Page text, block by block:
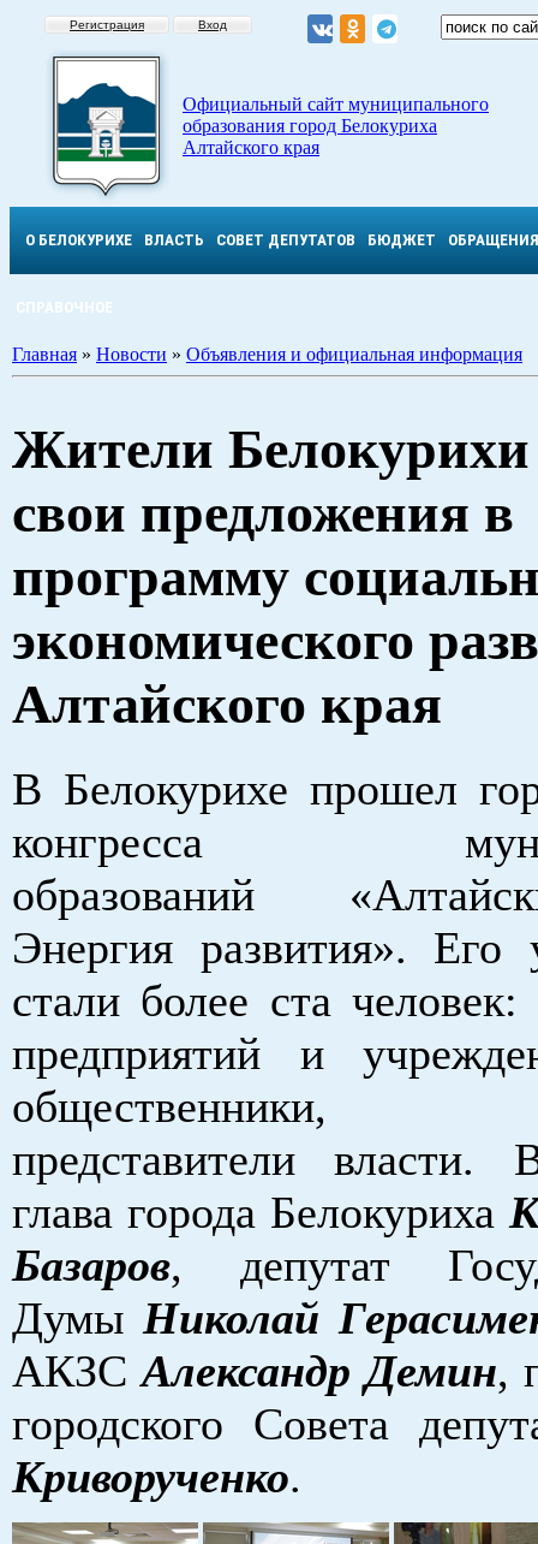
Регистрация Вход
Официальный сайт муниципального
образования город Белокуриха
Алтайского края
О БЕЛОКУРИХЕ ВЛАСТЬ СОВЕТ ДЕПУТАТОВ БЮДЖЕТ ОБРАЩЕНИЯ
СПРАВОЧНОЕ
Главная » Новости » Объявления и официальная информация
Жители Белокурихи
свои предложения в
программу
экономического
Алтайского края
В Белокурихе прошел
конгресса
образований
Энергия развития». Его
стали более ста
предприятий и
общественники,
представители
глава города Белокуриха
Базаров, депутат
ДумыНиколай
АКЗСАлександр Демин,
городского Совета
Криворученко.